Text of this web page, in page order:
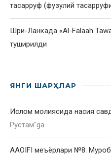
тасарруф (фузулий
Шри-Ланкада «Al-Falaah
туширилди
ЯНГИ ШАРҲЛАР
Ислом молиясида насия
Рустам"ga
AAOIFI меъёрлари №8: